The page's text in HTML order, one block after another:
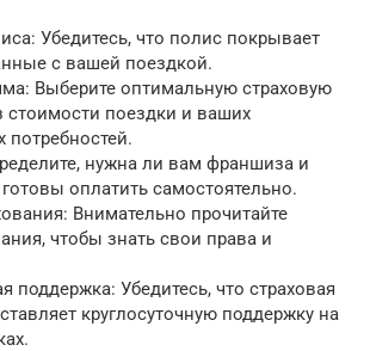
Убедитесь, что полис покрывает
с вашей поездкой.
Выберите оптимальную страховую
стоимости поездки и ваших
нужна ли вам франшиза и
оплатить самостоятельно.
Внимательно прочитайте
чтобы знать свои права и
поддержка: Убедитесь, что страховая
круглосуточную поддержку на